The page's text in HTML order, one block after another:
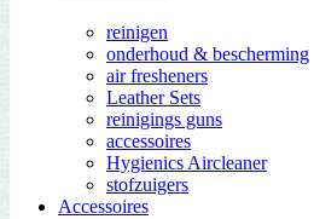
reinigen
onderhoud & bescherming
air fresheners
Leather Sets
reinigings guns
accessoires
Hygienics Aircleaner
stofzuigers
Accessoires